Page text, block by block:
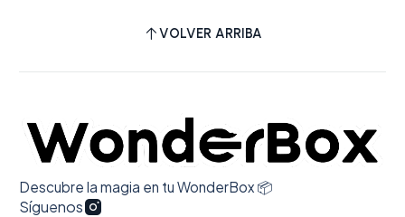
VOLVER ARRIBA
Descubre la magia en tu WonderBox 📦
Síguenos